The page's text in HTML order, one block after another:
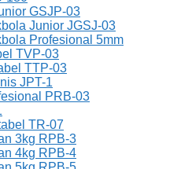
GSJP-03
Junior JGSJ-03
Profesional 5mm
TVP-03
TTP-03
JPT-1
PRB-03
TR-07
3kg RPB-3
4kg RPB-4